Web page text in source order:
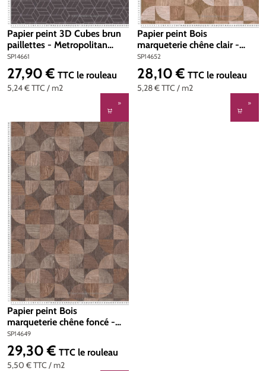
Papier peint 3D Cubes brun
paillettes - Metropolitan
Stories d'AS Création | Réf.
SP14661
SP14661
5,24 €TTC / m2
Prix régulier :
27,90 € TTC le rouleau
Papier peint Bois
marqueterie chêne clair -
Metropolitan Stories d'AS
Création | Réf. SP14652
SP14652
5,28 €TTC / m2
Prix régulier :
28,10 € TTC le rouleau
Papier peint Bois
marqueterie chêne foncé -
Metropolitan Stories d'AS
Création | Réf. SP14649
SP14649
5,50 €TTC / m2
Prix régulier :
29,30 € TTC le rouleau